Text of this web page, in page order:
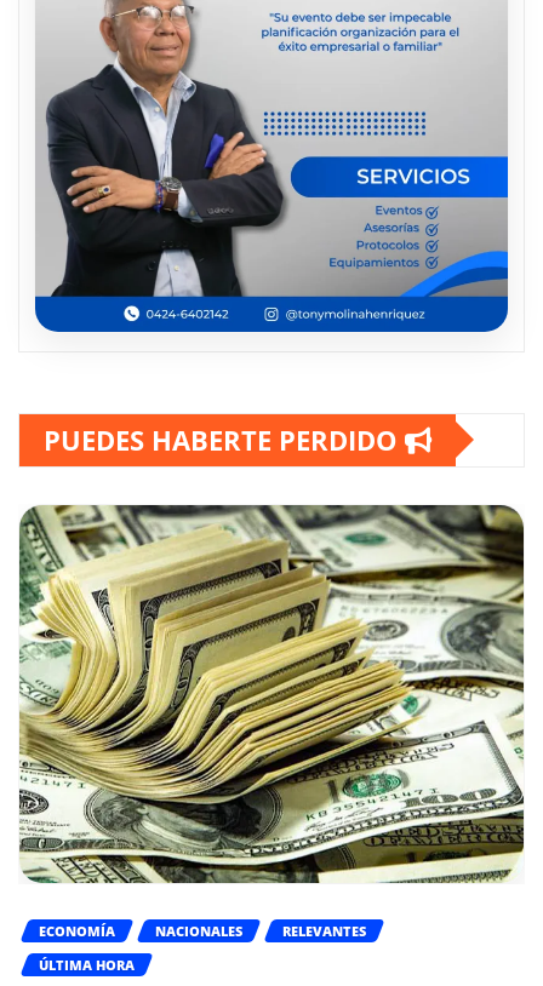
PUEDES HABERTE PERDIDO
ECONOMÍA NACIONALES
RELEVANTES
ÚLTIMA HORA